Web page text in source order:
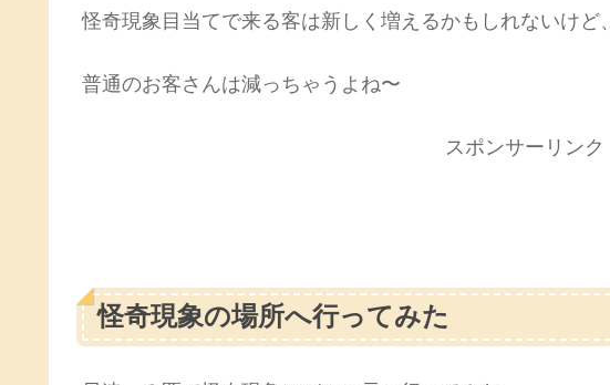
怪奇現象目当てで来る客は新しく増えるかもしれないけど、
普通のお客さんは減っちゃうよね〜
スポンサーリンク
怪奇現象の場所へ行ってみた